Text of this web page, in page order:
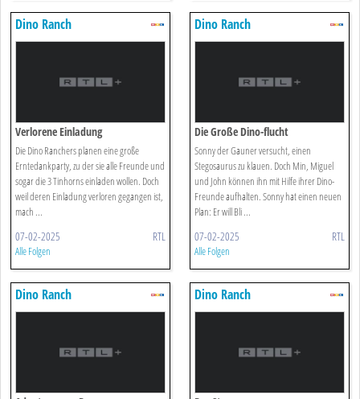
Dino Ranch
Verlorene Einladung
Die Dino Ranchers planen eine große
Erntedankparty, zu der sie alle Freunde und
sogar die 3 Tinhorns einladen wollen. Doch
weil deren Einladung verloren gegangen ist,
mach ...
07-02-2025 RTL
Alle Folgen
Dino Ranch
Die Große Dino-flucht
Sonny der Gauner versucht, einen
Stegosaurus zu klauen. Doch Min, Miguel
und John können ihn mit Hilfe ihrer Dino-
Freunde aufhalten. Sonny hat einen neuen
Plan: Er will Bli ...
07-02-2025 RTL
Alle Folgen
Dino Ranch Dino Ranch